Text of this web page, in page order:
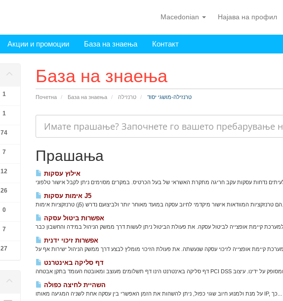
Macedonian Најава на профил
Акции и промоции База на знаења Контакт
База на знаења
Почетна База на знаења טרנזילה טרנזילה-מושגי יסוד 1
1
74
7
12
26
0
7
27
Прашања
אילוץ עסקות
אימות עסקות J5
אפשרות ביטול עסקה
אפשרות זיכוי ידנית
דף סליקה באינטרנט
השהיית לחיצה כפולה
על מנת ולמנוע חיוב שגוי כפול, ניתן להשהות את הזמן האפשרי בין עסקה אחת לשניה המגיעה מאותו IP, כך...